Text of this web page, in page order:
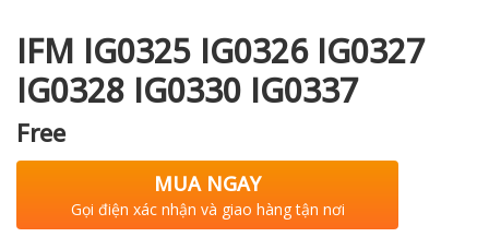
IFM IG0325 IG0326 IG0327
IG0328 IG0330 IG0337
Free
MUA NGAY
Gọi điện xác nhận và giao hàng tận nơi